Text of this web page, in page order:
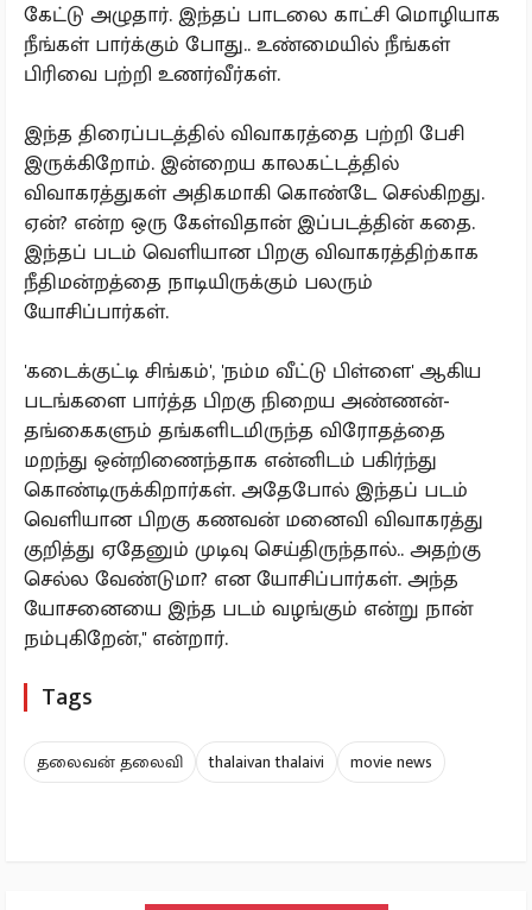
கேட்டு அழுதார். இந்தப் பாடலை காட்சி மொழியாக
நீங்கள் பார்க்கும் போது.. உண்மையில் நீங்கள்
பிரிவை பற்றி உணர்வீர்கள்.
இந்த திரைப்படத்தில் விவாகரத்தை பற்றி பேசி
இருக்கிறோம். இன்றைய காலகட்டத்தில்
விவாகரத்துகள் அதிகமாகி கொண்டே செல்கிறது.
ஏன்? என்ற ஒரு கேள்விதான் இப்படத்தின் கதை.
இந்தப் படம் வெளியான பிறகு விவாகரத்திற்காக
நீதிமன்றத்தை நாடியிருக்கும் பலரும்
யோசிப்பார்கள்.
'கடைக்குட்டி சிங்கம்', 'நம்ம வீட்டு பிள்ளை' ஆகிய
படங்களை பார்த்த பிறகு நிறைய அண்ணன்-
தங்கைகளும் தங்களிடமிருந்த விரோதத்தை
மறந்து ஒன்றிணைந்தாக என்னிடம் பகிர்ந்து
கொண்டிருக்கிறார்கள். அதேபோல் இந்தப் படம்
வெளியான பிறகு கணவன் மனைவி விவாகரத்து
குறித்து ஏதேனும் முடிவு செய்திருந்தால்.. அதற்கு
செல்ல வேண்டுமா? என யோசிப்பார்கள். அந்த
யோசனையை இந்த படம் வழங்கும் என்று நான்
நம்புகிறேன்,'' என்றார்.
Tags
தலைவன் தலைவி thalaivan thalaivi movie news